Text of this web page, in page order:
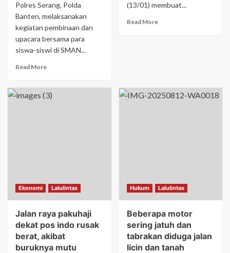
Polres Serang, Polda
Banten, melaksanakan
kegiatan pembinaan dan
upacara bersama para
siswa-siswi di SMAN...
Read More
(13/01) membuat...
Read More
Ekonomi Lalulintas
Jalan raya pakuhaji
dekat pos indo rusak
berat, akibat
buruknya mutu
Hukum Lalulintas
Beberapa motor
sering jatuh dan
tabrakan diduga jalan
licin dan tanah